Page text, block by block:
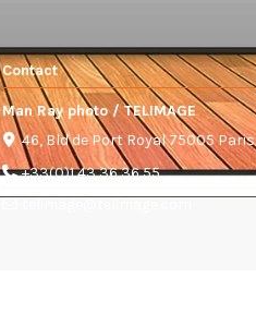
Contact
Man Ray photo / TELIMAGE
46, Bld de Port Royal 75005 Paris
+33(0)1 43 36 36 55